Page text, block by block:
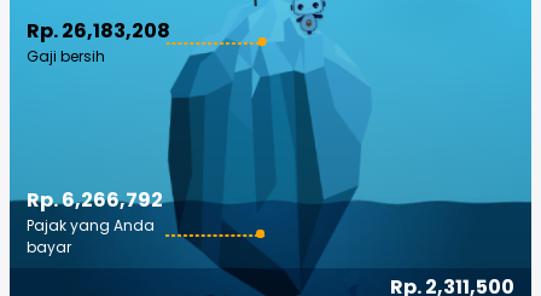
Rp. 26,183,208
Gaji bersih
Rp. 2,311,500
Rp. 6,266,792
Pajak yang Anda
bayar